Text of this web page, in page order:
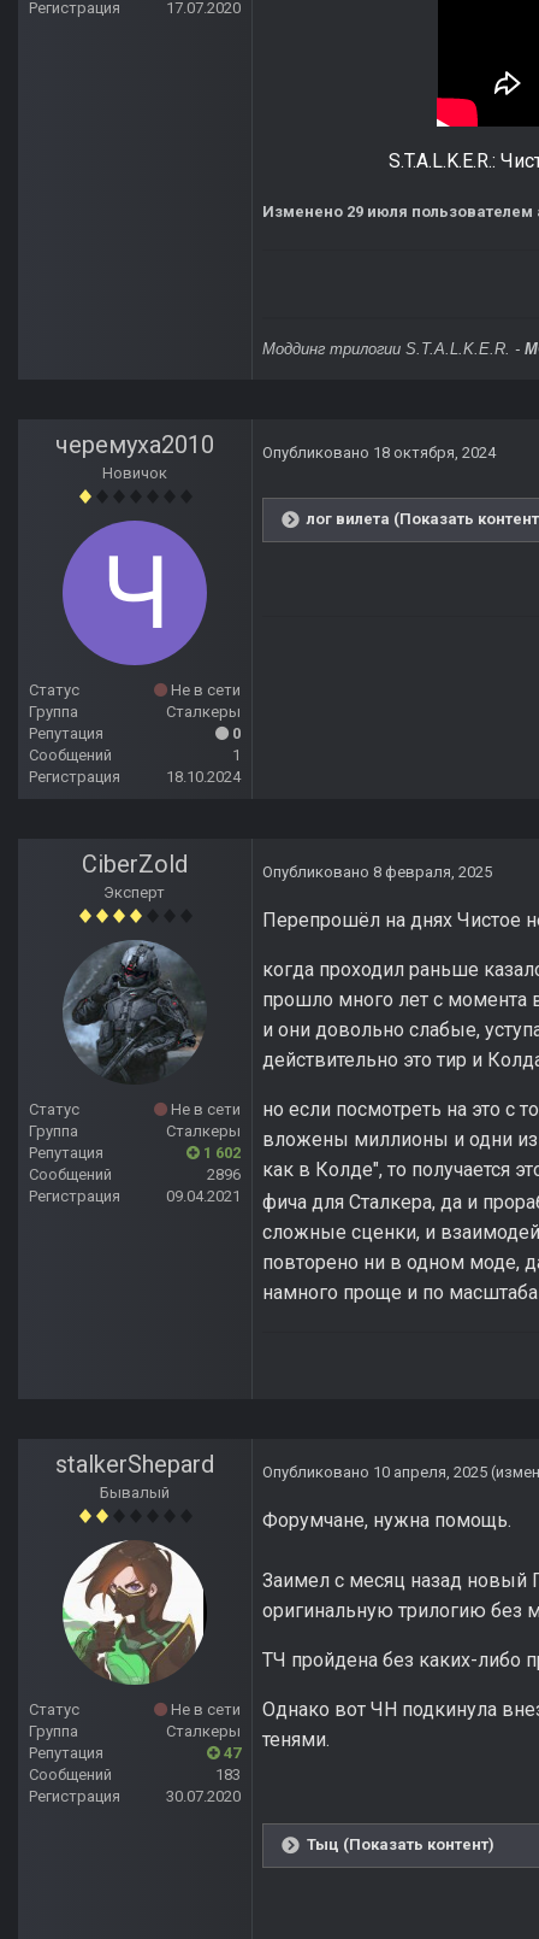
Регистрация 17.07.2020
S.T.A.L.K.E.R.:
Изменено 29 июля пользователем
Моддинг трилогии S.T.A.L.K.E.R. -
черемуха2010
Новичок
Статус
Не в сети
Группа
Сталкеры
Репутация
0
Сообщений
1
Регистрация
18.10.2024
Опубликовано 18 октября, 2024
лог вилета (Показать
CiberZold
Эксперт
Статус
Не в сети
Группа
Сталкеры
Репутация
1 602
Сообщений
2896
Регистрация
09.04.2021
Опубликовано 8 февраля, 2025
Перепрошёл на днях Чистое
когда проходил раньше
прошло много лет с момента
и они довольно слабые,
действительно это тир и
но если посмотреть на это с
вложены миллионы и одни из
как в Колде", то получается
фича для Сталкера, да и
сложные сценки, и
повторено ни в одном моде,
намного проще и по
stalkerShepard
Бывалый
Статус
Не в сети
Группа
Сталкеры
Репутация
47
Сообщений
183
Регистрация
30.07.2020
Опубликовано 10 апреля, 2025
Форумчане, нужна помощь.
Заимел с месяц назад новый
оригинальную трилогию без
ТЧ пройдена без каких-либо
Однако вот ЧН подкинула
тенями.
Тыц (Показать контент)